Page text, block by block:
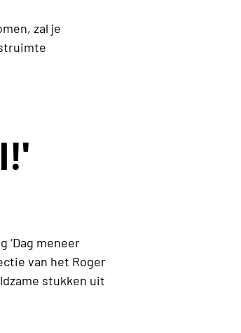
zal je
‘Dag meneer
van het Roger
stukken uit